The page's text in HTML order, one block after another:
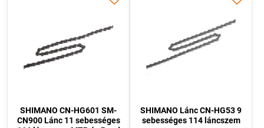
SHIMANO CN-HG601 SM-
CN900 Lánc 11 sebességes
SHIMANO Lánc CN-HG53 9
sebességes 114 láncszem